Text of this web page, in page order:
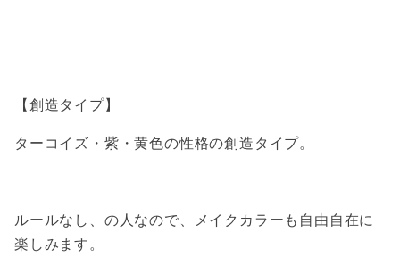
【創造タイプ】
ターコイズ・紫・黄色の性格の創造タイプ。
ルールなし、の人なので、メイクカラーも自由自在に
楽しみます。